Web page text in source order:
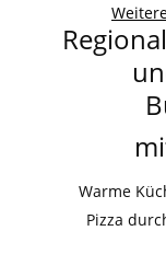
Warme
Pizza